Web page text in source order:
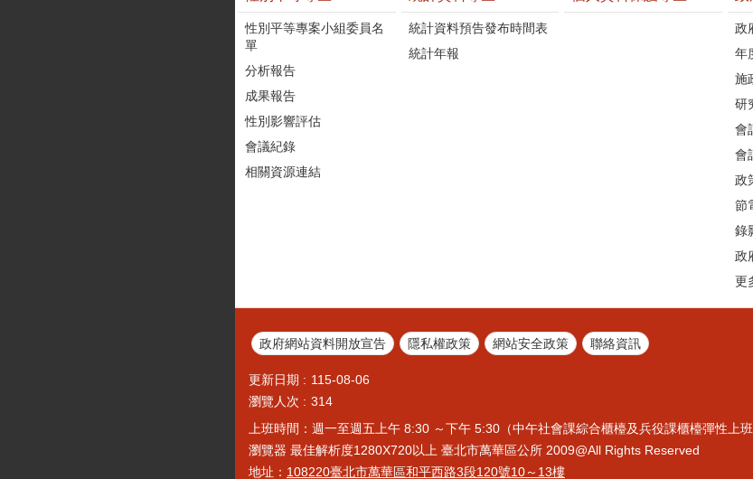
性別平等專案小組委員名
單
分析報告
成果報告
性別影響評估
會議紀錄
相關資源連結
統計資料預告發布時間表
統計年報
政
年
施
研
會
會
政
節
錄
政
更
政府網站資料開放宣告 隱私權政策 網站安全政策 聯絡資訊
更新日期
115-08-06
瀏覽人次
314
上班時間：週一至週五上午 8:30 ～下午 5:30（中午社會課綜合櫃檯及兵役課櫃檯彈性上
瀏覽器 最佳解析度1280X720以上 臺北市萬華區公所 2009@All Rights Reserved
地址： 108220臺北市萬華區和平西路3段120號10～13樓